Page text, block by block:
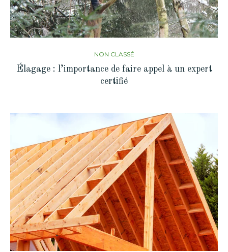
NON CLASSÉ
Élagage : l’importance de faire appel à un expert
certifié